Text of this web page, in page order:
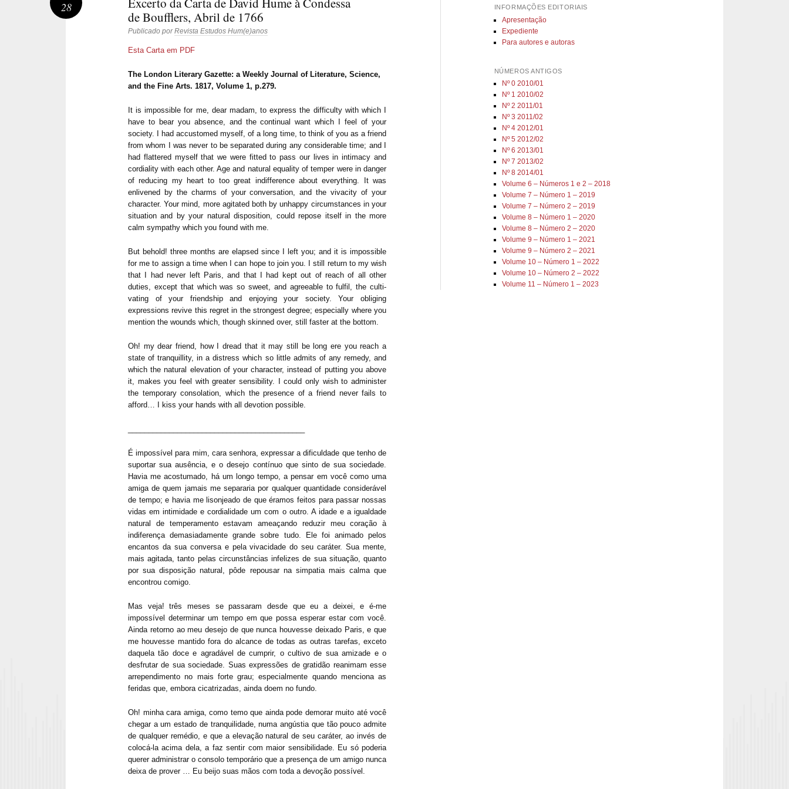
de Boufflers, Abril de 1766
Publicado porRevista Estudos Hum(e)anos
Esta Carta em PDF
The London Literary Gazette: a Weekly Journal of Literature, Science,
and the Fine Arts. 1817, Volume 1, p.279.
It is impossible for me, dear madam, to express the difficulty with which I
have to bear you absence, and the continual want which I feel of your
society. I had accus­tomed myself, of a long time, to think of you as a friend
from whom I was never to be separated during any considerable time; and I
had flattered myself that we were fitted to pass our lives in intimacy and
cor­diality with each other. Age and natural equality of temper were in danger
of re­ducing my heart to too great indifference about everything. It was
enlivened by the charms of your conversation, and the vi­vacity of your
character. Your mind, more agitated both by unhappy circumstances in your
situation and by your natural disposi­tion, could repose itself in the more
calm sympathy which you found with me.
But behold! three months are elapsed since I left you; and it is impossible
for me to assign a time when I can hope to join you. I still return to my wish
that I had never left Paris, and that I had kept out of reach of all other
duties, except that which was so sweet, and agreeable to fulfil, the culti­
vating of your friendship and enjoying your society. Your obliging
expressions revive this regret in the strongest degree; espe­cially where you
mention the wounds which, though skinned over, still faster at the bottom.
Oh! my dear friend, how I dread that it may still be long ere you reach a
state of tran­quillity, in a distress which so little admits of any remedy, and
which the natural ele­vation of your character, instead of putting you above
it, makes you feel with greater sensibility. I could only wish to administer
the temporary consolation, which the prese­n­ce of a friend never fails to
afford… I kiss your hands with all devotion possible.
É impossível para mim, cara senhora, ex­pressar a dificuldade que tenho de
suportar sua ausência, e o desejo contínuo que sinto de sua sociedade.
Havia me acostumado, há um longo tempo, a pensar em você como uma
amiga de quem jamais me separaria por qualquer quantidade considerável
de tempo; e havia me lisonjeado de que éra­mos feitos para passar nossas
vidas em intimidade e cordialidade um com o outro. A idade e a igualdade
natural de tempera­mento estavam ameaçando reduzir meu coração à
indiferença demasiadamente grande sobre tudo. Ele foi animado pelos
encantos da sua conversa e pela vivacidade do seu caráter. Sua mente,
mais agitada, tanto pelas circunstâncias infelizes de sua situação, quanto
por sua disposição natural, pôde repousar na simpatia mais calma que
encontrou comigo.
Mas veja! três meses se passaram desde que eu a deixei, e é-me
impossível determinar um tempo em que possa esperar estar com você.
Ainda retorno ao meu desejo de que nunca houvesse deixado Paris, e que
me houvesse mantido fora do alcance de todas as outras tarefas, exceto
daquela tão doce e agradável de cumprir, o cultivo de sua ami­zade e o
desfrutar de sua sociedade. Suas expressões de gratidão reanimam esse
arre­pendimento no mais forte grau; especial­mente quando menciona as
feridas que, embora cicatrizadas, ainda doem no fundo.
Oh! minha cara amiga, como temo que ainda pode demorar muito até você
chegar a um estado de tranquilidade, numa angústia que tão pouco admite
de qualquer remédio, e que a elevação natural de seu caráter, ao invés de
colocá-la acima dela, a faz sentir com maior sensibilidade. Eu só poderia
querer administrar o consolo temporário que a presença de um amigo nunca
deixa de prover … Eu beijo suas mãos com toda a devoção possível.
28 INFORMAÇÕES EDITORIAIS
Apresentação
Expediente
Para autores e autoras
NÚMEROS ANTIGOS
Nº 0 2010/01
Nº 1 2010/02
Nº 2 2011/01
Nº 3 2011/02
Nº 4 2012/01
Nº 5 2012/02
Nº 6 2013/01
Nº 7 2013/02
Nº 8 2014/01
Volume 6 – Números 1 e 2 – 2018
Volume 7 – Número 1 – 2019
Volume 7 – Número 2 – 2019
Volume 8 – Número 1 – 2020
Volume 8 – Número 2 – 2020
Volume 9 – Número 1 – 2021
Volume 9 – Número 2 – 2021
Volume 10 – Número 1 – 2022
Volume 10 – Número 2 – 2022
Volume 11 – Número 1 – 2023